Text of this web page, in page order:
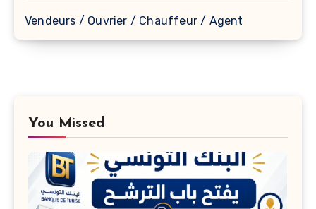
Vendeurs / Ouvrier / Chauffeur / Agent
You Missed